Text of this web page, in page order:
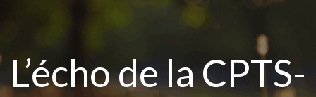
L’écho de la CPTS-